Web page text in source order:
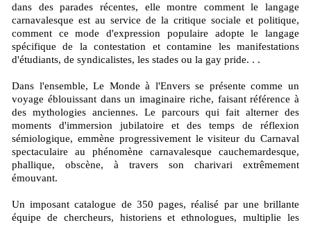
dans des parades récentes, elle montre comment le langage
carnavalesque est au service de la critique sociale et politique,
comment ce mode d'expression populaire adopte le langage
spécifique de la contestation et contamine les manifestations
d'étudiants, de syndicalistes, les stades ou la gay pride. . .
Dans l'ensemble, Le Monde à l'Envers se présente comme un
voyage éblouissant dans un imaginaire riche, faisant référence à
des mythologies anciennes. Le parcours qui fait alterner des
moments d'immersion jubilatoire et des temps de réflexion
sémiologique, emmène progressivement le visiteur du Carnaval
spectaculaire au phénomène carnavalesque cauchemardesque,
phallique, obscène, à travers son charivari extrêmement
émouvant.
Un imposant catalogue de 350 pages, réalisé par une brillante
équipe de chercheurs, historiens et ethnologues, multiplie les